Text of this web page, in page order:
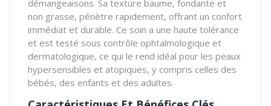
démangeaisons. Sa texture baume, fondante et
non grasse, pénètre rapidement, offrant un confort
immédiat et durable. Ce soin a une haute tolérance
et est testé sous contrôle ophtalmologique et
dermatologique, ce qui le rend idéal pour les peaux
hypersensibles et atopiques, y compris celles des
bébés, des enfants et des adultes.